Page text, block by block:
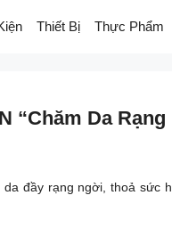
Thiết Bị Thực Phẩm
“Chăm Da
đầy rạng ngời, thoả sức